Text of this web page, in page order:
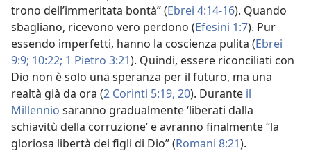
trono dell’immeritata bontà” (Ebrei 4:14-16). Quando
sbagliano, ricevono vero perdono (Efesini 1:7). Pur
essendo imperfetti, hanno la coscienza pulita (Ebrei
9:9; 10:22; 1 Pietro 3:21). Quindi, essere riconciliati con
Dio non è solo una speranza per il futuro, ma una
realtà già da ora (2 Corinti 5:19, 20). Durante il
Millennio saranno gradualmente ‘liberati dalla
schiavitù della corruzione’ e avranno finalmente “la
gloriosa libertà dei figli di Dio” (Romani 8:21).